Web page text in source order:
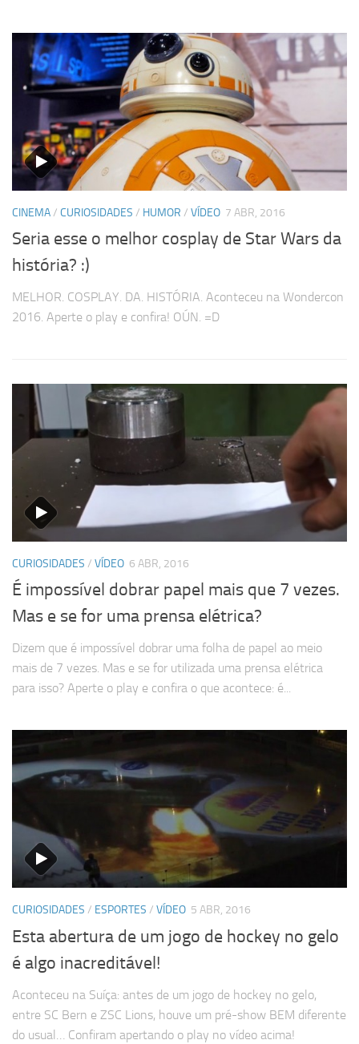
CINEMA/ CURIOSIDADES / HUMOR / VÍDEO 7 ABR, 2016
Seria esse o melhor cosplay de Star Wars da
história? :)
MELHOR. COSPLAY. DA. HISTÓRIA. Aconteceu na Wondercon
2016. Aperte o play e confira! OÚN. =D
CURIOSIDADES / VÍDEO 6 ABR, 2016
É impossível dobrar papel mais que 7 vezes.
Mas e se for uma prensa elétrica?
Dizem que é impossível dobrar uma folha de papel ao meio
mais de 7 vezes. Mas e se for utilizada uma prensa elétrica
para isso? Aperte o play e confira o que acontece: é...
CURIOSIDADES / ESPORTES / VÍDEO 5 ABR, 2016
Esta abertura de um jogo de hockey no gelo
é algo inacreditável!
Aconteceu na Suíça: antes de um jogo de hockey no gelo,
entre SC Bern e ZSC Lions, houve um pré-show BEM diferente
do usual… Confiram apertando o play no vídeo acima!